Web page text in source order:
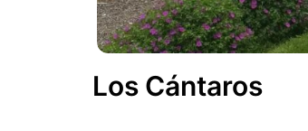
Los Cántaros